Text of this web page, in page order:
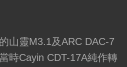
山靈M3.1及ARC DAC-7
時Cayin CDT-17A純作轉